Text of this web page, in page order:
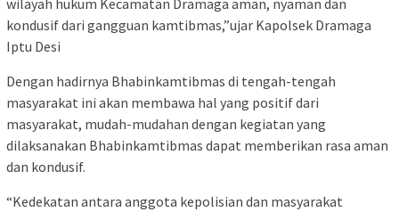
kondusif dari gangguan kamtibmas,”ujar Kapolsek Dramaga
Iptu Desi
Dengan hadirnya Bhabinkamtibmas di tengah-tengah
masyarakat ini akan membawa hal yang positif dari
masyarakat, mudah-mudahan dengan kegiatan yang
dilaksanakan Bhabinkamtibmas dapat memberikan rasa aman
dan kondusif.
“Kedekatan antara anggota kepolisian dan masyarakat